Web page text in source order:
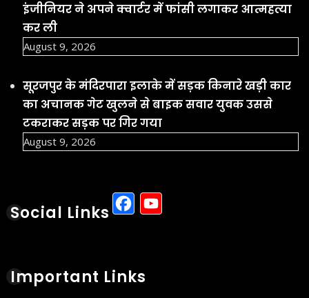
इंजीनियर ने अपने क्वार्टर में फांसी लगाकर आत्महत्या
कर ली
August 9, 2026
सूरजपुर के मंदिरपारा इलाके में सड़क किनारे खड़ी कार
का अचानक गेट खुलने से बाइक सवार युवक उससे
टकराकर सड़क पर गिर गया
August 9, 2026
Social Links Facebook
Important Links